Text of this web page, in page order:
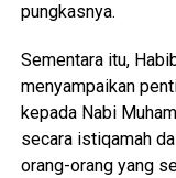
pungkasnya.
‎Sementara itu,
menyampaikan
kepada Nabi
secara istiqamah
orang-orang yang